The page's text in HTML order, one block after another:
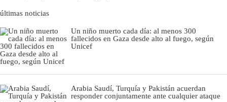
últimas noticias
Un niño muerto cada día: al menos 300
fallecidos en Gaza desde alto al fuego, según
Unicef
Arabia Saudí, Turquía y Pakistán acuerdan
responder conjuntamente ante cualquier ataque